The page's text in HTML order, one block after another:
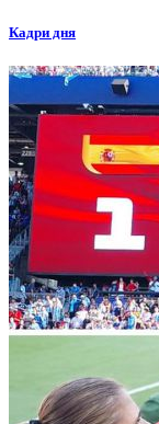
Кадри дня